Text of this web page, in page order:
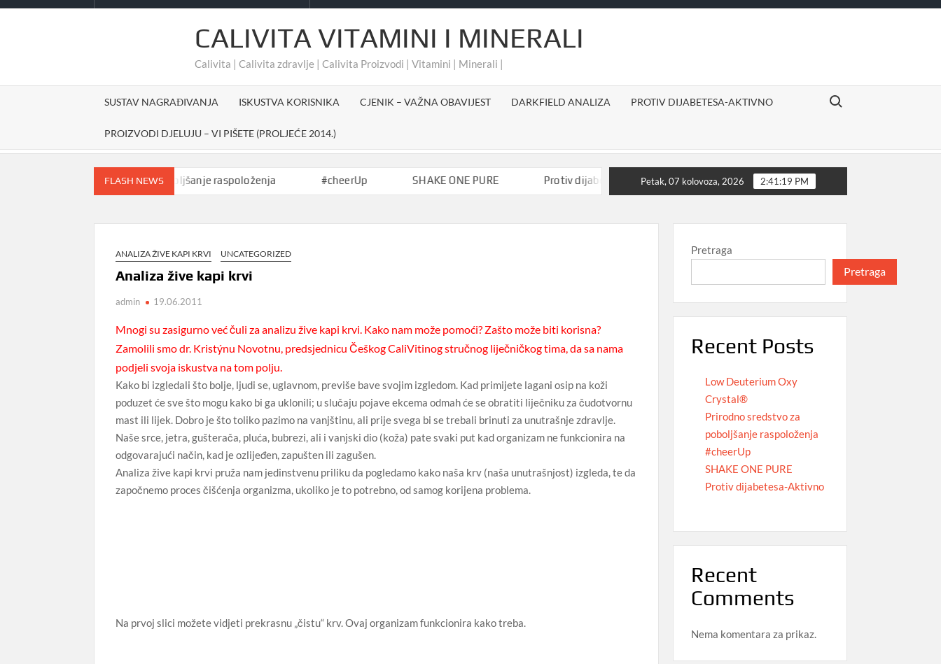
CALIVITA VITAMINI I MINERALI
Calivita | Calivita zdravlje | Calivita Proizvodi | Vitamini | Minerali |
SUSTAV NAGRAĐIVANJA ISKUSTVA KORISNIKA CJENIK – VAŽNA OBAVIJEST DARKFIELD ANALIZA PROTIV DIJABETESA-AKTIVNO
PROIZVODI DJELUJU – VI PIŠETE (PROLJEĆE 2014.)
Search for:
FLASH NEWS
Prirodno sredstvo za poboljšanje raspoloženja #cheerUp SHAKE ONE PURE Protiv dijabetesa-Aktivno Izvor sigurne i ugodne mirovine
Petak, 07 kolovoza, 2026 2:41:20 PM
ANALIZA ŽIVE KAPI KRVI UNCATEGORIZED
Analiza žive kapi krvi
admin 19.06.2011
Mnogi su zasigurno već čuli za analizu žive kapi krvi. Kako nam može pomoći? Zašto može biti korisna?
Zamolili smo dr. Kristýnu Novotnu, predsjednicu Češkog CaliVitinog stručnog liječničkog tima, da sa nama
podjeli svoja iskustva na tom polju.
Kako bi izgledali što bolje, ljudi se, uglavnom, previše bave svojim izgledom. Kad primijete lagani osip na koži
poduzet će sve što mogu kako bi ga uklonili; u slučaju pojave ekcema odmah će se obratiti liječniku za čudotvornu
mast ili lijek. Dobro je što toliko pazimo na vanjštinu, ali prije svega bi se trebali brinuti za unutrašnje zdravlje.
Naše srce, jetra, gušterača, pluća, bubrezi, ali i vanjski dio (koža) pate svaki put kad organizam ne funkcionira na
odgovarajući način, kad je ozlijeđen, zapušten ili zagušen.
Analiza žive kapi krvi pruža nam jedinstvenu priliku da pogledamo kako naša krv (naša unutrašnjost) izgleda, te da
započnemo proces čišćenja organizma, ukoliko je to potrebno, od samog korijena problema.
Na prvoj slici možete vidjeti prekrasnu „čistu“ krv. Ovaj organizam funkcionira kako treba.
Pretraga
Pretraga
Recent Posts
Low Deuterium Oxy
Crystal®
Prirodno sredstvo za
poboljšanje raspoloženja
#cheerUp
SHAKE ONE PURE
Protiv dijabetesa-Aktivno
Recent
Comments
Nema komentara za prikaz.